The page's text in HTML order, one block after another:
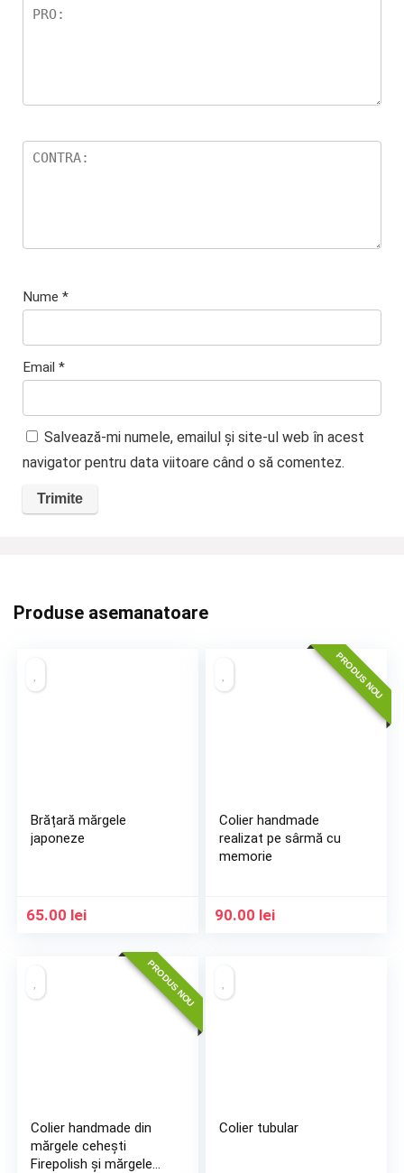
Nume *
Email *
Salvează-mi numele, emailul și site-ul web în acest
navigator pentru data viitoare când o să comentez.
Produse asemanatoare
Brățară mărgele
japoneze
65.00 lei
PRODUS NOU
Colier handmade
realizat pe sârmă cu
memorie
90.00 lei
PRODUS NOU
Colier handmade din
mărgele cehești
Firepolish și mărgele
Colier tubular